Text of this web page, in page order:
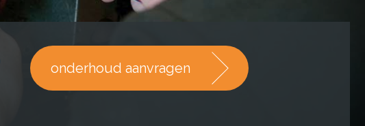
onderhoud aanvragen